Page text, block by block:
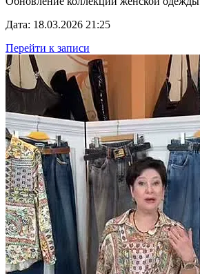
Дата: 18.03.2026 21:25
Перейти к записи